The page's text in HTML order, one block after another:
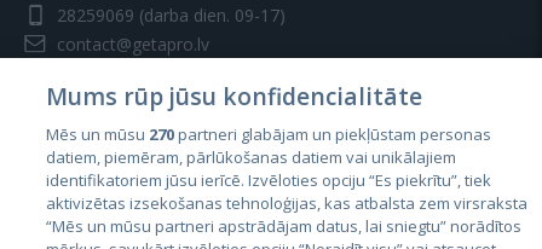
28259069 (darba dien. 09-17)
contact@getapro.lv
Valstis
Igaunija
Mums rūp jūsu konfidencialitāte
Mēs un mūsu 270partneri glabājam un piekļūstam personas
datiem, piemēram, pārlūkošanas datiem vai unikālajiem
identifikatoriem jūsu ierīcē. Izvēloties opciju “Es piekrītu”, tiek
aktivizētas izsekošanas tehnoloģijas, kas atbalsta zem virsraksta
“Mēs un mūsu partneri apstrādājam datus, lai sniegtu” norādītos